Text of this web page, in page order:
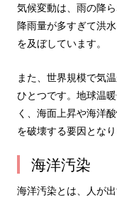
気候変動は、雨の降
降雨量が多すぎて洪
を及ぼしています。
また、世界規模で気
ひとつです。地球温
く、海面上昇や海洋
を破壊する要因となり
海洋汚染
海洋汚染とは、人が